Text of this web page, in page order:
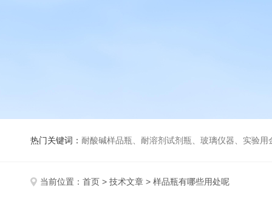
热门关键词： 耐酸碱样品瓶、耐溶剂试剂瓶、玻璃仪器、实验
当前位置： 首页 > 技术文章 > 样品瓶有哪些用处呢